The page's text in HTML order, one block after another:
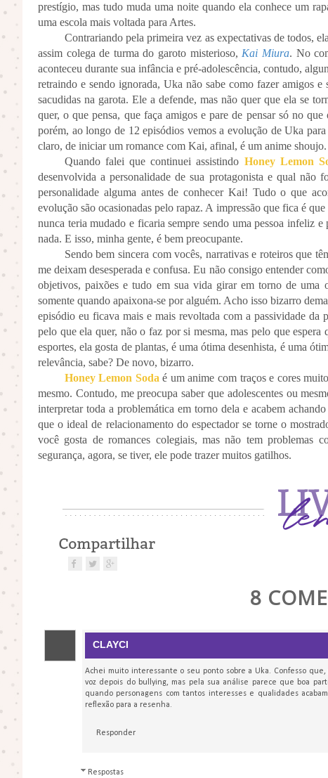
prestígio, mas tudo muda uma noite quando ela conhece um
uma escola mais voltada para Artes.
Contrariando pela primeira vez as expectativas de todos,
assim colega de turma do garoto misterioso, Kai Miura. No
aconteceu durante sua infância e pré-adolescência, contudo,
retraindo e sendo ignorada, Uka não sabe como fazer amigos
sacudidas na garota. Ele a defende, mas não quer que ela se
quer, o que pensa, que faça amigos e pare de pensar só no
porém, ao longo de 12 episódios vemos a evolução de Uka
claro, de iniciar um romance com Kai, afinal, é um anime shoujo.
Quando falei que continuei assistindo Honey Lemon
desenvolvida a personalidade de sua protagonista e qual não
personalidade alguma antes de conhecer Kai! Tudo o que
evolução são ocasionadas pelo rapaz. A impressão que fica é
nunca teria mudado e ficaria sempre sendo uma pessoa infeliz
nada. E isso, minha gente, é bem preocupante.
Sendo bem sincera com vocês, narrativas e roteiros que
me deixam desesperada e confusa. Eu não consigo entender
objetivos, paixões e tudo em sua vida girar em torno de uma
somente quando apaixona-se por alguém. Acho isso bizarro
episódio eu ficava mais e mais revoltada com a passividade da
pelo que ela quer, não o faz por si mesma, mas pelo que
esportes, ela gosta de plantas, é uma ótima desenhista, é uma
relevância, sabe? De novo, bizarro.
Honey Lemon Soda é um anime com traços e cores
mesmo. Contudo, me preocupa saber que adolescentes ou
interpretar toda a problemática em torno dela e acabem
que o ideal de relacionamento do espectador se torne o
você gosta de romances colegiais, mas não tem problemas
segurança, agora, se tiver, ele pode trazer muitos gatilhos.
8
CLAYCI
Achei muito interessante o seu ponto sobre a Uka. Confesso
voz depois do bullying, mas pela sua análise parece que boa
quando personagens com tantos interesses e qualidades
reflexão para a resenha.
Responder
Respostas